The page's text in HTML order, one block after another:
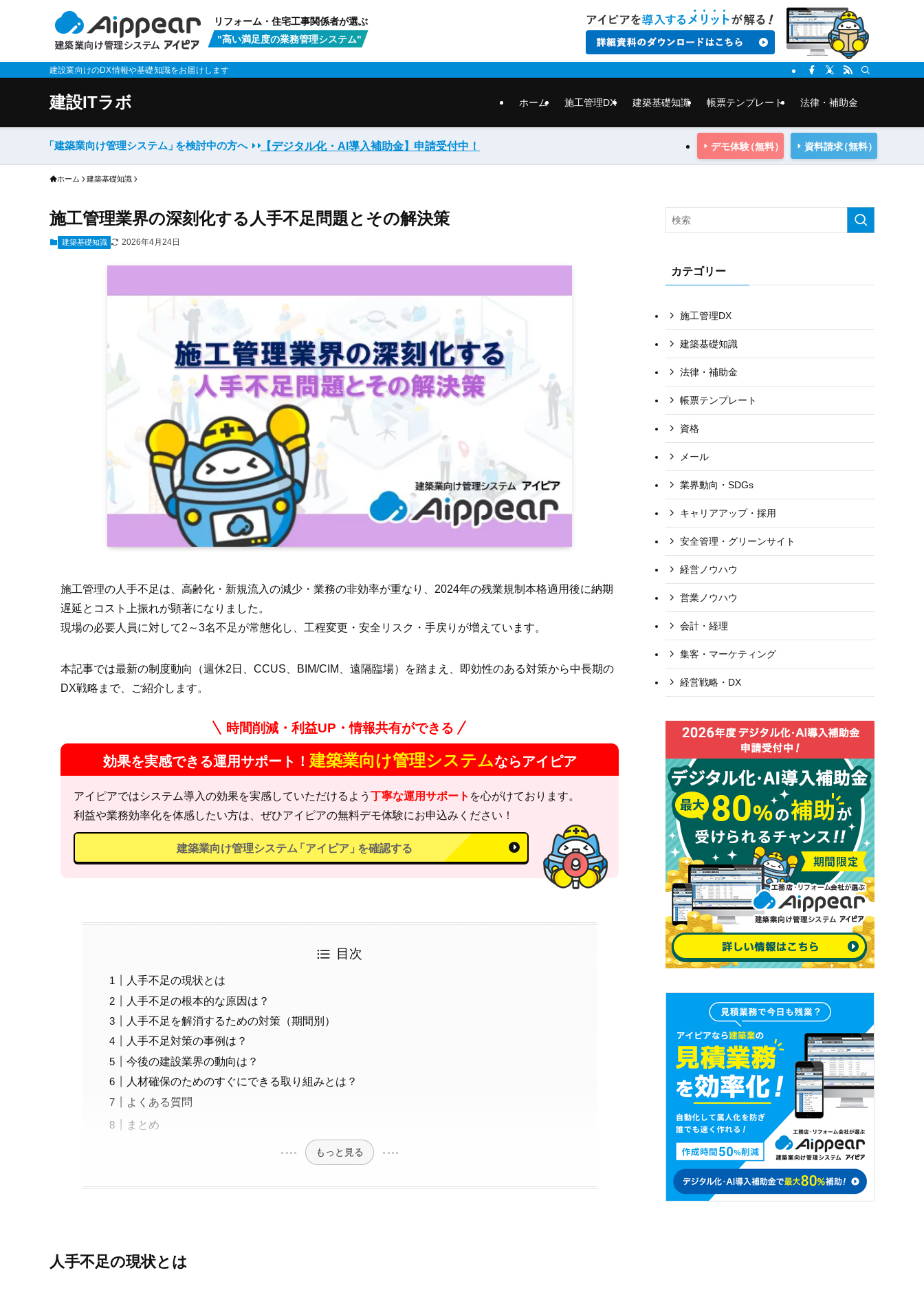
リフォーム・住宅工事関係者が選ぶ
"高い満足度の業務管理システム"
建設業向けのDX情報や基礎知識をお届けします
建設ITラボ ホーム 施工管理DX 建築基礎知識 帳票テンプレート 法律・補助金
「建築業向け管理システム」を検討中の方へ 【デジタル化・AI導入補助金】申請受付中！ デモ体験（無料） 資料請求（無料）
ホーム 建築基礎知識
施工管理業界の深刻化する人手不足問題とその解決策
建築基礎知識 2026年4月24日
施工管理の人手不足は、高齢化・新規流入の減少・業務の非効率が重なり、2024年の残業規制本格適用後に納期
遅延とコスト上振れが顕著になりました。
現場の必要人員に対して2～3名不足が常態化し、工程変更・安全リスク・手戻りが増えています。
本記事では最新の制度動向（週休2日、CCUS、BIM/CIM、遠隔臨場）を踏まえ、即効性のある対策から中長期の
DX戦略まで、ご紹介します。
時間削減・利益UP・情報共有ができる
効果を実感できる運用サポート！ 建築業向け管理システムならアイピア
アイピアではシステム導入の効果を実感していただけるよう丁寧な運用サポート を心がけております。
利益や業務効率化を体感したい方は、ぜひアイピアの無料デモ体験にお申込みください！
建築業向け管理システム「アイピア」を確認する
目次
人手不足の現状とは
人手不足の根本的な原因は？
人手不足を解消するための対策（期間別）
人手不足対策の事例は？
今後の建設業界の動向は？
人材確保のためのすぐにできる取り組みとは？
よくある質問
まとめ
もっと見る
人手不足の現状とは
カテゴリー
施工管理DX
建築基礎知識
法律・補助金
帳票テンプレート
資格
メール
業界動向・SDGs
キャリアアップ・採用
安全管理・グリーンサイト
経営ノウハウ
営業ノウハウ
会計・経理
集客・マーケティング
経営戦略・DX